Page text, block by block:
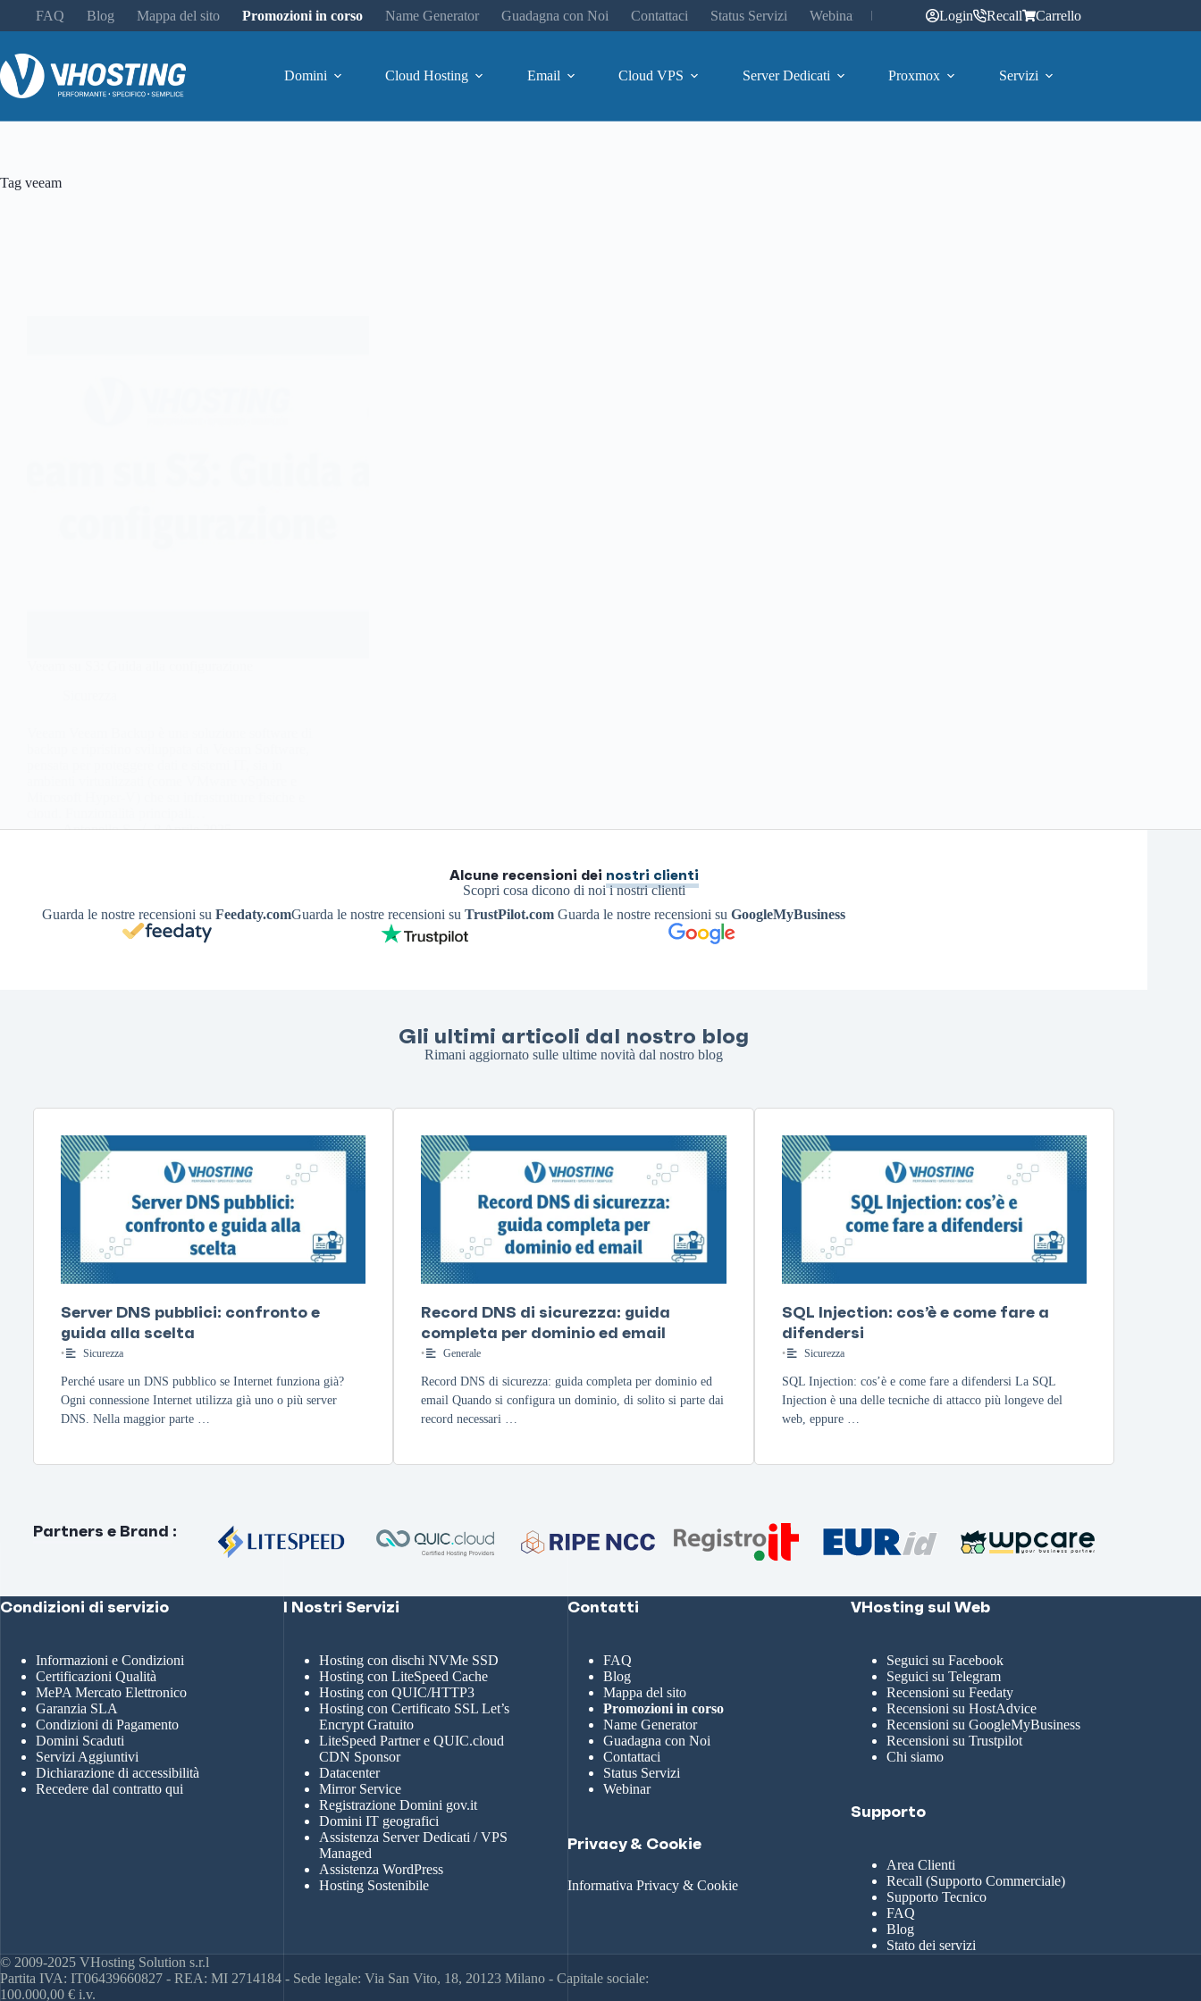
FAQ Blog Mappa del sito Promozioni in corso Name Generator Guadagna con Noi Contattaci Status Servizi Webinar Login Recall Carrello
Domini Cloud Hosting Email Cloud VPS Server Dedicati Proxmox Servizi
Tag veeam
Antonello S.
8 Aprile 2025
Alcune recensioni dei nostri clienti
Scopri cosa dicono di noi i nostri clienti
Guarda le nostre recensioni suFeedaty.comGuarda le nostre recensioni suTrustPilot.com Guarda le nostre recensioni suGoogleMyBusiness
Gli ultimi articoli dal nostro blog
Rimani aggiornato sulle ultime novità dal nostro blog
Server DNS pubblici: confronto e
guida alla scelta
• Sicurezza
Perché usare un DNS pubblico se Internet funziona già?
Ogni connessione Internet utilizza già uno o più server
DNS. Nella maggior parte …
Record DNS di sicurezza: guida
completa per dominio ed email
• Generale
Record DNS di sicurezza: guida completa per dominio ed
email Quando si configura un dominio, di solito si parte dai
record necessari …
SQL Injection: cos’è e come fare a
difendersi
• Sicurezza
SQL Injection: cos’è e come fare a difendersi La SQL
Injection è una delle tecniche di attacco più longeve del
web, eppure …
Partners e Brand :
Condizioni di servizio
Informazioni e Condizioni
Certificazioni Qualità
MePA Mercato Elettronico
Garanzia SLA
Condizioni di Pagamento
Domini Scaduti
Servizi Aggiuntivi
Dichiarazione di accessibilità
Recedere dal contratto qui
I Nostri Servizi
Hosting con dischi NVMe SSD
Hosting con LiteSpeed Cache
Hosting con QUIC/HTTP3
Hosting con Certificato SSL Let’s
Encrypt Gratuito
LiteSpeed Partner e QUIC.cloud
CDN Sponsor
Datacenter
Mirror Service
Registrazione Domini gov.it
Domini IT geografici
Assistenza Server Dedicati / VPS
Managed
Assistenza WordPress
Hosting Sostenibile
Contatti
FAQ
Blog
Mappa del sito
Promozioni in corso
Name Generator
Guadagna con Noi
Contattaci
Status Servizi
Webinar
Privacy & Cookie
Informativa Privacy & Cookie
VHosting sul Web
Seguici su Facebook
Seguici su Telegram
Recensioni su Feedaty
Recensioni su HostAdvice
Recensioni su GoogleMyBusiness
Recensioni su Trustpilot
Chi siamo
Supporto
Area Clienti
Recall (Supporto Commerciale)
Supporto Tecnico
FAQ
Blog
Stato dei servizi
© 2009-2025 VHosting Solution s.r.l
Partita IVA: IT06439660827 - REA: MI 2714184 - Sede legale: Via San Vito, 18, 20123 Milano - Capitale sociale:
100.000,00 € i.v.